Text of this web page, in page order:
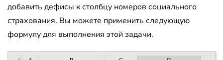
добавить дефисы к столбцу номеров социального
страхования. Вы можете применить следующую
формулу для выполнения этой задачи.